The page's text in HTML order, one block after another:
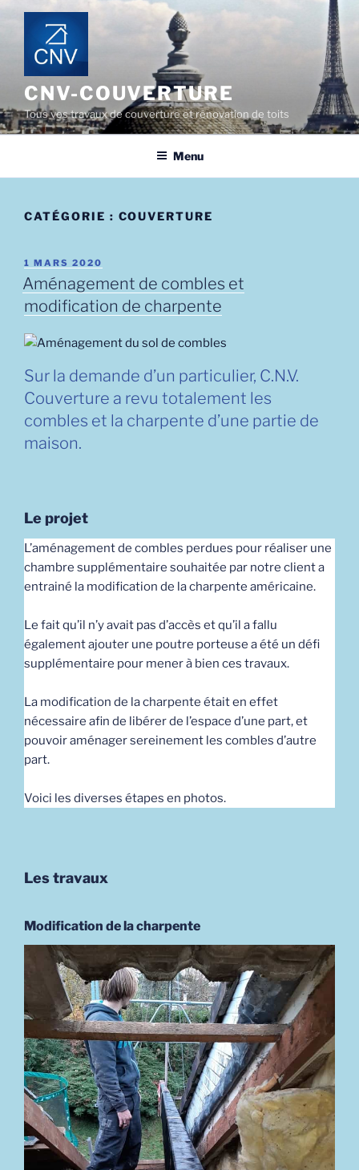
Aller
contenu
principal
CNV-COUVERTURE
Tous vos travaux de couverture et rénovation de toits
Menu
CATÉGORIE : COUVERTURE
PUBLIÉ
LE
1 MARS 2020
Aménagement de combles et
modification de charpente
Sur la demande d’un particulier, C.N.V.
Couverture a revu totalement les
combles et la charpente d’une partie de
maison.
Le projet
L’aménagement de combles perdues pour réaliser une
chambre supplémentaire souhaitée par notre client a
entrainé la modification de la charpente américaine.
Le fait qu’il n’y avait pas d’accès et qu’il a fallu
également ajouter une poutre porteuse a été un défi
supplémentaire pour mener à bien ces travaux.
La modification de la charpente était en effet
nécessaire afin de libérer de l’espace d’une part, et
pouvoir aménager sereinement les combles d’autre
part.
Voici les diverses étapes en photos.
Les travaux
Modification de la charpente